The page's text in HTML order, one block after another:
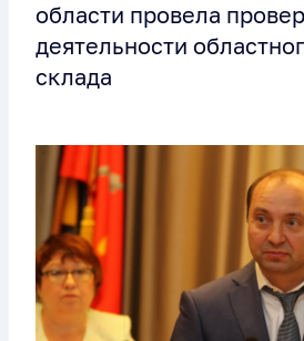
области провела
деятельности
склада